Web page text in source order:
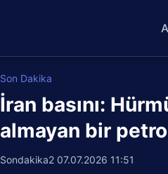
Son Dakika
İran basını:
almayan bir
Sondakika2 07.07.2026 11:51